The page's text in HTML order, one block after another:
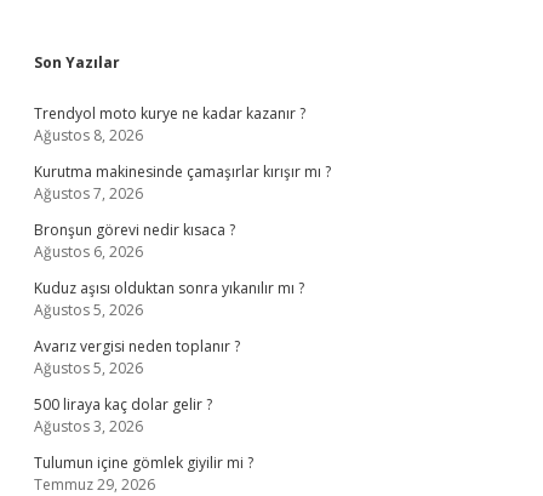
Sidebar
Son Yazılar
Trendyol moto kurye ne kadar kazanır ?
Ağustos 8, 2026
Kurutma makinesinde çamaşırlar kırışır mı ?
Ağustos 7, 2026
Bronşun görevi nedir kısaca ?
Ağustos 6, 2026
Kuduz aşısı olduktan sonra yıkanılır mı ?
Ağustos 5, 2026
Avarız vergisi neden toplanır ?
Ağustos 5, 2026
500 liraya kaç dolar gelir ?
Ağustos 3, 2026
Tulumun içine gömlek giyilir mi ?
Temmuz 29, 2026